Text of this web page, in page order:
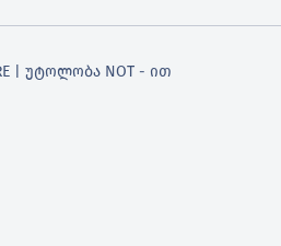
| უტოლობა NOT - ით